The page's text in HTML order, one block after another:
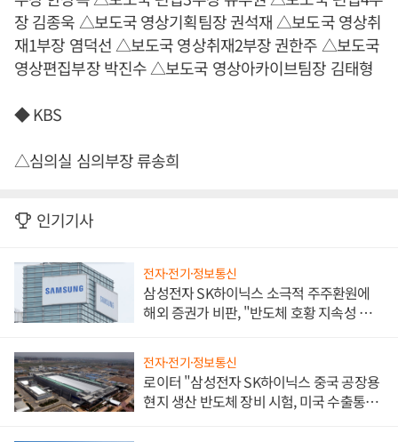
장 김종욱 △보도국 영상기획팀장 권석재 △보도국 영상취
재1부장 염덕선 △보도국 영상취재2부장 권한주 △보도국
영상편집부장 박진수 △보도국 영상아카이브팀장 김태형
◆ KBS
△심의실 심의부장 류송희
인기기사
전자·전기·정보통신
삼성전자 SK하이닉스 소극적 주주환원에
해외 증권가 비판, "반도체 호황 지속성 의
전자·전기·정보통신
로이터 "삼성전자 SK하이닉스 중국 공장용
현지 생산 반도체 장비 시험, 미국 수출통제